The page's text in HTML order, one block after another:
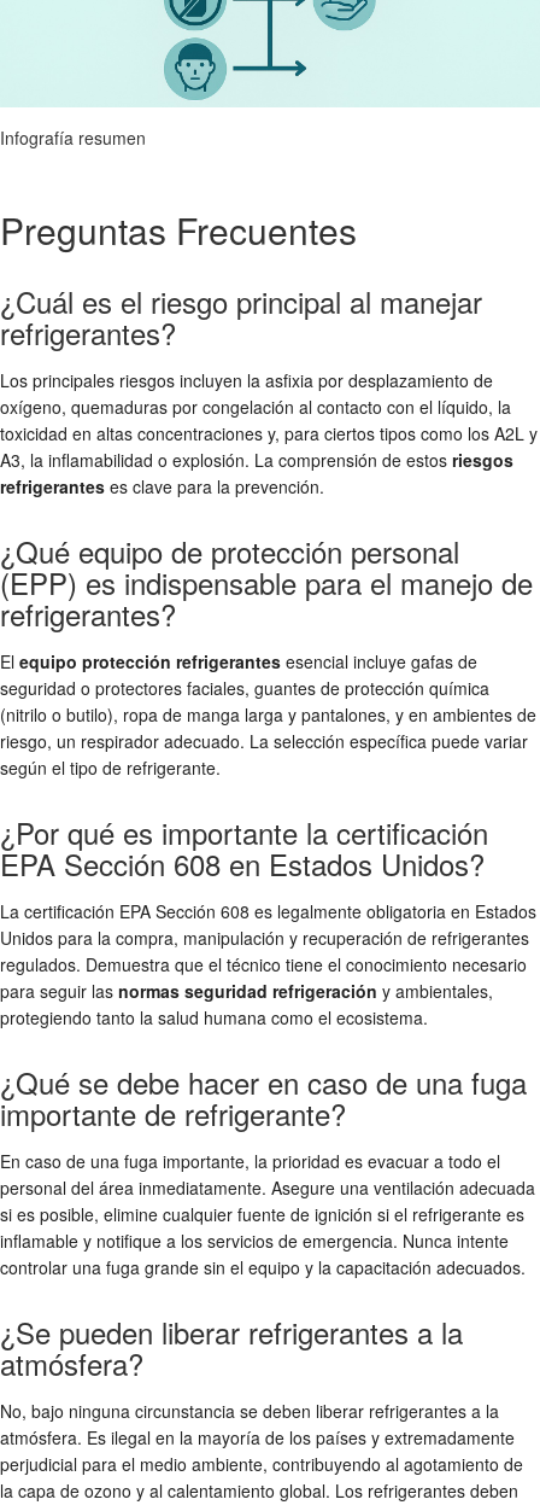
Infografía resumen
Preguntas Frecuentes
¿Cuál es el riesgo principal al manejar
refrigerantes?
Los principales riesgos incluyen la asfixia por desplazamiento de
oxígeno, quemaduras por congelación al contacto con el líquido, la
toxicidad en altas concentraciones y, para ciertos tipos como los A2L y
A3, la inflamabilidad o explosión. La comprensión de estos riesgos
refrigerantes es clave para la prevención.
¿Qué equipo de protección personal
(EPP) es indispensable para el manejo de
refrigerantes?
El equipo protección refrigerantes esencial incluye gafas de
seguridad o protectores faciales, guantes de protección química
(nitrilo o butilo), ropa de manga larga y pantalones, y en ambientes de
riesgo, un respirador adecuado. La selección específica puede variar
según el tipo de refrigerante.
¿Por qué es importante la certificación
EPA Sección 608 en Estados Unidos?
La certificación EPA Sección 608 es legalmente obligatoria en Estados
Unidos para la compra, manipulación y recuperación de refrigerantes
regulados. Demuestra que el técnico tiene el conocimiento necesario
para seguir las normas seguridad refrigeración y ambientales,
protegiendo tanto la salud humana como el ecosistema.
¿Qué se debe hacer en caso de una fuga
importante de refrigerante?
En caso de una fuga importante, la prioridad es evacuar a todo el
personal del área inmediatamente. Asegure una ventilación adecuada
si es posible, elimine cualquier fuente de ignición si el refrigerante es
inflamable y notifique a los servicios de emergencia. Nunca intente
controlar una fuga grande sin el equipo y la capacitación adecuados.
¿Se pueden liberar refrigerantes a la
atmósfera?
No, bajo ninguna circunstancia se deben liberar refrigerantes a la
atmósfera. Es ilegal en la mayoría de los países y extremadamente
perjudicial para el medio ambiente, contribuyendo al agotamiento de
la capa de ozono y al calentamiento global. Los refrigerantes deben